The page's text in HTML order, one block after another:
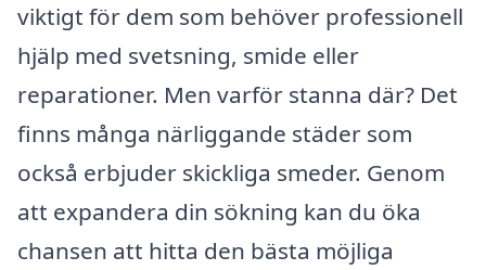
viktigt för dem som behöver professionell
hjälp med svetsning, smide eller
reparationer. Men varför stanna där? Det
finns många närliggande städer som
också erbjuder skickliga smeder. Genom
att expandera din sökning kan du öka
chansen att hitta den bästa möjliga